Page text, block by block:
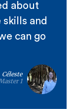
about
and
can go
Céleste
1